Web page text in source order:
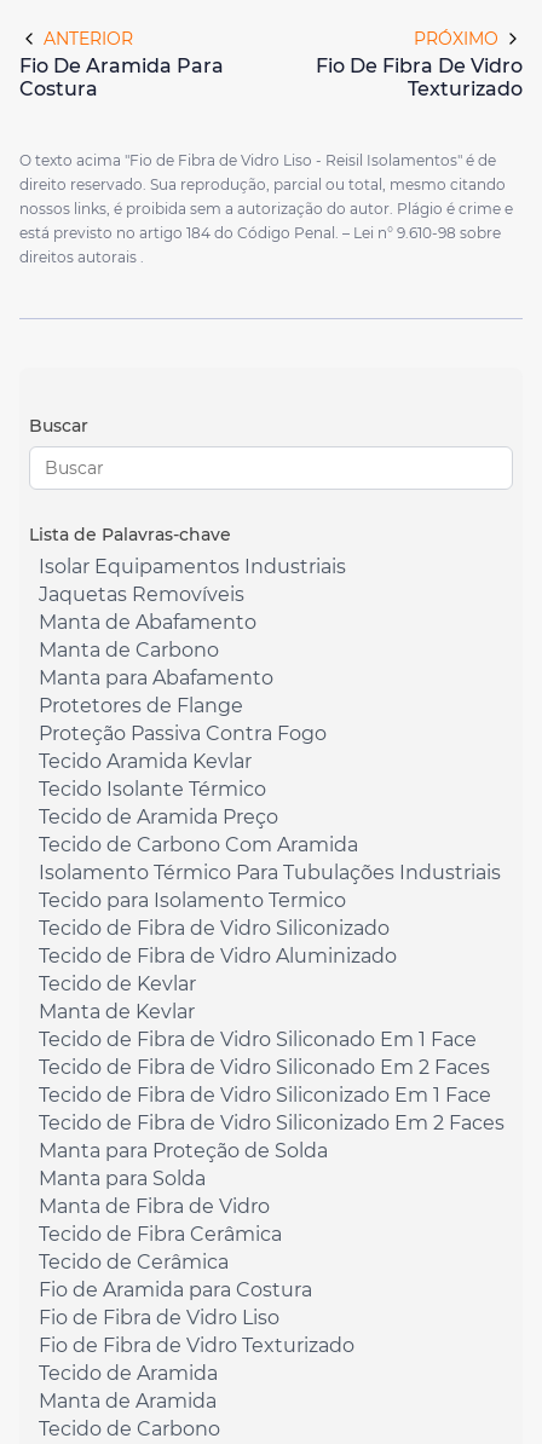
ANTERIOR
Fio De Aramida Para
Costura
PRÓXIMO
Fio De Fibra De Vidro
Texturizado
O texto acima "Fio de Fibra de Vidro Liso - Reisil Isolamentos" é de
direito reservado. Sua reprodução, parcial ou total, mesmo citando
nossos links, é proibida sem a autorização do autor. Plágio é crime e
está previsto no artigo 184 do Código Penal. – Lei n° 9.610-98 sobre
direitos autorais .
Buscar
Lista de Palavras-chave
Isolar Equipamentos Industriais
Jaquetas Removíveis
Manta de Abafamento
Manta de Carbono
Manta para Abafamento
Protetores de Flange
Proteção Passiva Contra Fogo
Tecido Aramida Kevlar
Tecido Isolante Térmico
Tecido de Aramida Preço
Tecido de Carbono Com Aramida
Isolamento Térmico Para Tubulações Industriais
Tecido para Isolamento Termico
Tecido de Fibra de Vidro Siliconizado
Tecido de Fibra de Vidro Aluminizado
Tecido de Kevlar
Manta de Kevlar
Tecido de Fibra de Vidro Siliconado Em 1 Face
Tecido de Fibra de Vidro Siliconado Em 2 Faces
Tecido de Fibra de Vidro Siliconizado Em 1 Face
Tecido de Fibra de Vidro Siliconizado Em 2 Faces
Manta para Proteção de Solda
Manta para Solda
Manta de Fibra de Vidro
Tecido de Fibra Cerâmica
Tecido de Cerâmica
Fio de Aramida para Costura
Fio de Fibra de Vidro Liso
Fio de Fibra de Vidro Texturizado
Tecido de Aramida
Manta de Aramida
Tecido de Carbono